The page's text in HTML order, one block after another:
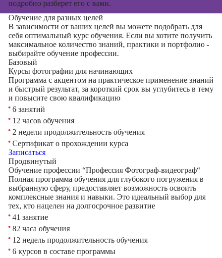
подробно разберет его с вами.
Обучение для разных целей
В зависимости от ваших целей вы можете подобрать для
себя оптимальный курс обучения. Если вы хотите получить
максимальное количество знаний, практики и портфолио -
выбирайте обучение профессии.
Базовый
Курсы фотографии для начинающих
Программа с акцентом на практическое применение знаний
и быстрый результат, за короткий срок вы углубитесь в тему
и повысите свою квалификацию
6 занятий
12 часов обучения
2 недели продолжительность обучения
Сертификат о прохождении курса
Записаться
Продвинутый
Обучение профессии “Профессия Фотограф-видеограф“
Полная программа обучения для глубокого погружения в
выбранную сферу, предоставляет возможность освоить
комплексные знания и навыки. Это идеальный выбор для
тех, кто нацелен на долгосрочное развитие
41 занятие
82 часа обучения
12 недель продолжительность обучения
6 курсов в составе программы